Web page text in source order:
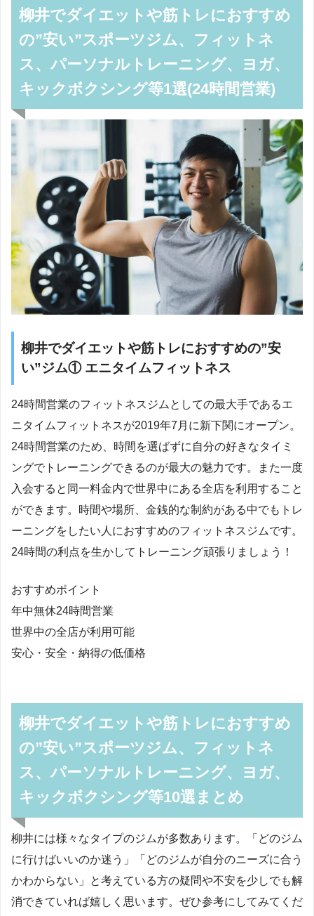
柳井でダイエットや筋トレにおすすめ
の”安い”スポーツジム、フィットネ
ス、パーソナルトレーニング、ヨガ、
キックボクシング等1選(24時間営業)
柳井でダイエットや筋トレにおすすめの”安
い”ジム① エニタイムフィットネス
24時間営業のフィットネスジムとしての最大手であるエ
ニタイムフィットネスが2019年7月に新下関にオープン。
24時間営業のため、時間を選ばずに自分の好きなタイミ
ングでトレーニングできるのが最大の魅力です。また一度
入会すると同一料金内で世界中にある全店を利用すること
ができます。時間や場所、金銭的な制約がある中でもトレ
ーニングをしたい人におすすめのフィットネスジムです。
24時間の利点を生かしてトレーニング頑張りましょう！
おすすめポイント
年中無休24時間営業
世界中の全店が利用可能
安心・安全・納得の低価格
柳井でダイエットや筋トレにおすすめ
の”安い”スポーツジム、フィットネ
ス、パーソナルトレーニング、ヨガ、
キックボクシング等10選まとめ
柳井には様々なタイプのジムが多数あります。「どのジム
に行けばいいのか迷う」「どのジムが自分のニーズに合う
かわからない」と考えている方の疑問や不安を少しでも解
消できていれば嬉しく思います。ぜひ参考にしてみてくだ